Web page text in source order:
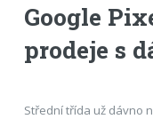
Google
prodeje s
Střední třída už dávno